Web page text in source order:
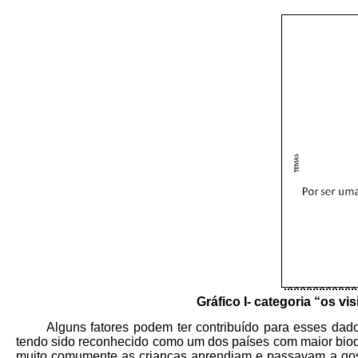
Gráfico I- categoria “os
Alguns fatores podem ter contribuído para esses
tendo sido reconhecido como um dos países com maior